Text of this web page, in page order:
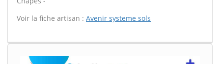
Voir la fiche artisan : Avenir systeme sols